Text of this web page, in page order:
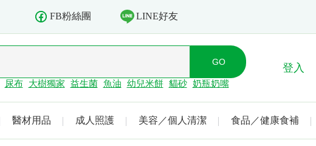
FB粉絲團 LINE好友
尿布 大樹獨家 益生菌 魚油 幼兒米餅 貓砂 奶瓶奶嘴
登入
醫材用品 成人照護 美容／個人清潔 食品／健康食補